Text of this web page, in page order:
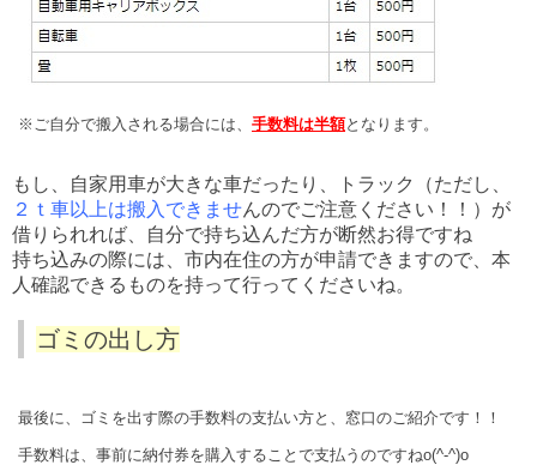
※ご自分で搬入される場合には、 手数料は半額となります。
もし、自家用車が大きな車だったり、トラック（ただし、
２ｔ車以上は搬入できませんのでご注意ください！！）が
借りられれば、自分で持ち込んだ方が断然お得ですね
持ち込みの際には、市内在住の方が申請できますので、本
人確認できるものを持って行ってくださいね。
ゴミの出し方
最後に、ゴミを出す際の手数料の支払い方と、窓口のご紹介です！！
手数料は、事前に納付券を購入することで支払うのですねo(^-^)o